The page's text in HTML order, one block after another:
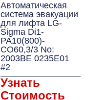
Автоматическая
система эвакуации
для лифта LG-
Sigma Di1-
PA10(800)-
CO60,3/3 No:
2003BE 0235E01
#2
Узнать
Стоимость